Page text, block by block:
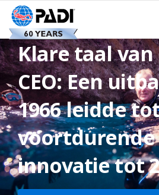
Klare taal van
CEO: Een
1966 leidde
voortdurende
innovatie tot